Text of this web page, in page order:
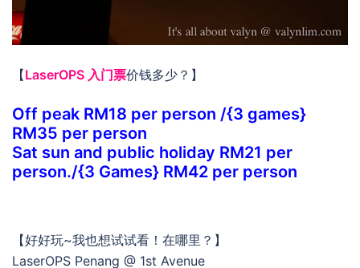
【LaserOPS 入门票价钱多少？】
Off peak RM18 per person /{3 games}
RM35 per person
Sat sun and public holiday RM21 per
person./{3 Games} RM42 per person
【好好玩~我也想试试看！在哪里？】
LaserOPS Penang @ 1st Avenue